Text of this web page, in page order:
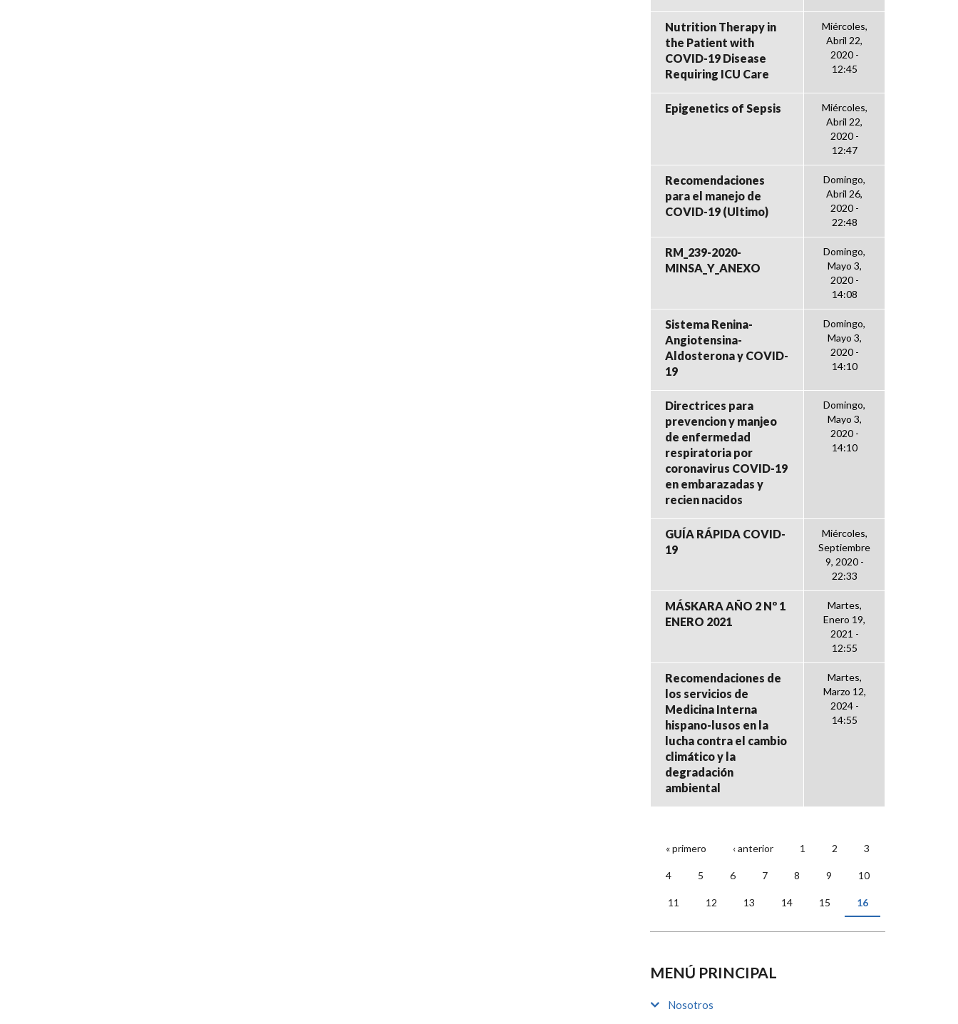
Nutrition Therapy in
the Patient with
COVID-19 Disease
Requiring ICU Care
Miércoles,
Abril 22,
2020 -
12:45
Epigenetics of Sepsis
Miércoles,
Abril 22,
2020 -
12:47
Recomendaciones
para el manejo de
COVID-19 (Ultimo)
Domingo,
Abril 26,
2020 -
22:48
RM_239-2020-
MINSA_Y_ANEXO
Domingo,
Mayo 3,
2020 -
14:08
Sistema Renina-
Angiotensina-
Aldosterona y COVID-
19
Domingo,
Mayo 3,
2020 -
14:10
Directrices para
prevencion y manjeo
de enfermedad
respiratoria por
coronavirus COVID-19
en embarazadas y
recien nacidos
Domingo,
Mayo 3,
2020 -
14:10
GUÍA RÁPIDA COVID-
19
Miércoles,
Septiembre
9, 2020 -
22:33
MÁSKARA AÑO 2 Nº 1
ENERO 2021
Martes,
Enero 19,
2021 -
12:55
Recomendaciones de
los servicios de
Medicina Interna
hispano-lusos en la
lucha contra el cambio
climático y la
degradación
ambiental
Martes,
Marzo 12,
2024 -
14:55
PÁGINAS
« primero ‹ anterior 1 2 3
4 5 6 7 8 9 10
11 12 13 14 15 16
MENÚ PRINCIPAL
Nosotros